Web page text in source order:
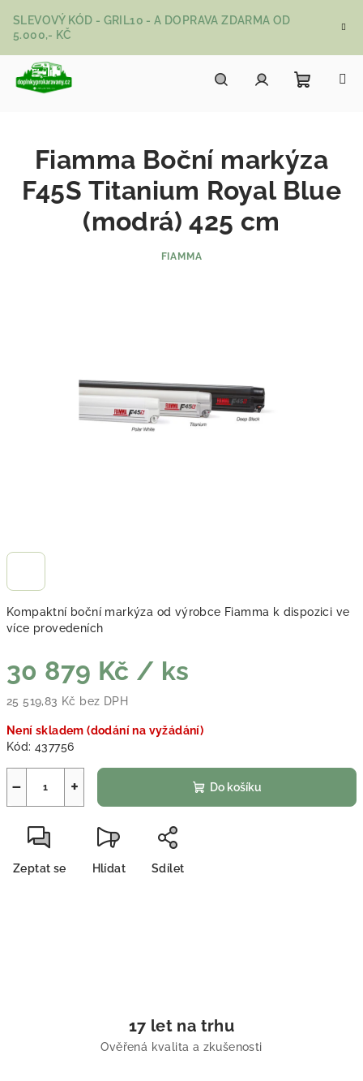
SLEVOVÝ KÓD - GRIL10 - A DOPRAVA ZDARMA OD
5.000,- KČ
Kompaktní boční markýza od výrobce Fiamma k dispozici ve
více provedeních
30 879 Kč / ks
25 519,83 Kč bez DPH
Není skladem (dodání na vyžádání)
Kód: 437756
+
− Do košíku
Zeptat se Hlídat Sdílet
Fiamma Boční markýza
F45S Titanium Royal Blue
(modrá) 425 cm
FIAMMA
17 let na trhu
Ověřená kvalita a zkušenosti